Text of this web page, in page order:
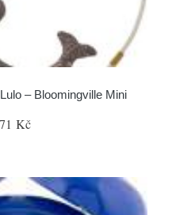
– Bloomingville Mini
Kč